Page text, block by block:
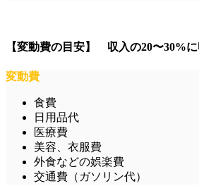
【変動費の目安】 収入の20〜30%
変動費
食費
日用品代
医療費
美容、衣服費
外食などの娯楽費
交通費（ガソリン代）